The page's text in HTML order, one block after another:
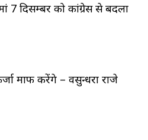
7 दिसम्बर को कांग्रेस से बदला
माफ करेंगे – वसुन्धरा राजे